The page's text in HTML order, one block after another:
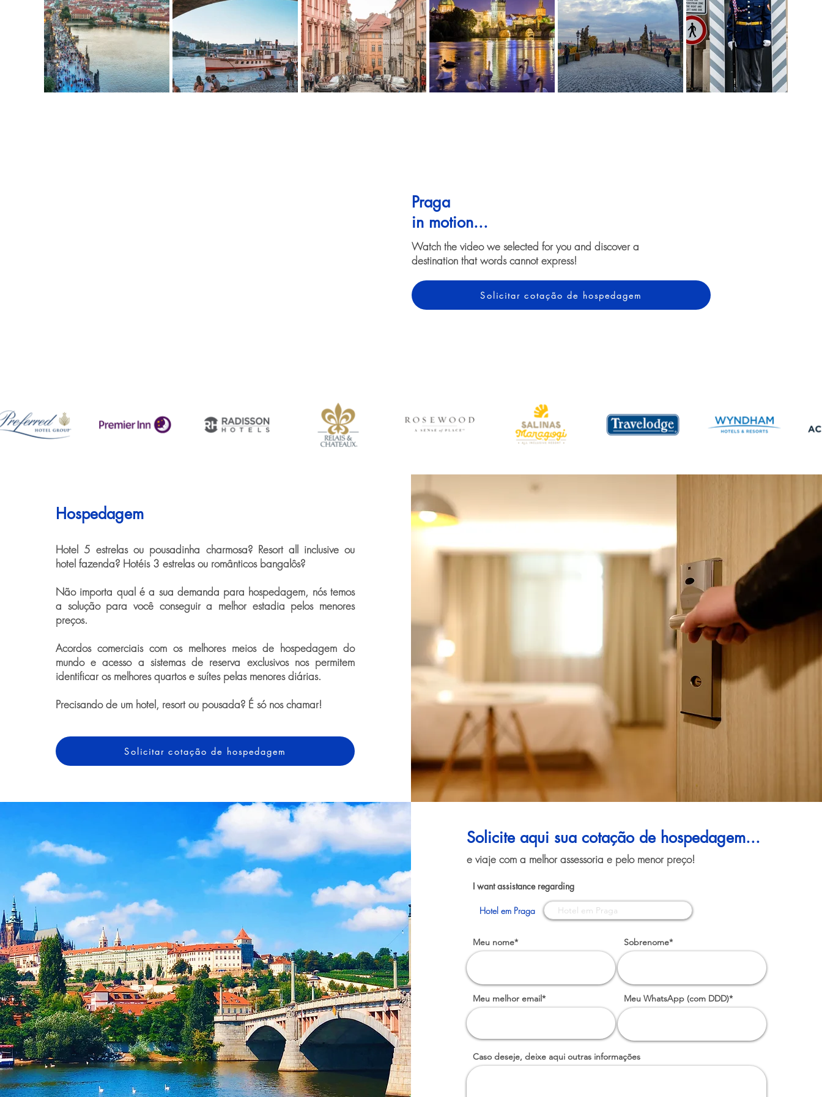
Praga
in motion...
Watch the video we selected for you and discover a
destination that words cannot express!
Solicitar cotação de hospedagem
Hospedagem
Hotel 5 estrelas ou pousadinha charmosa? Resort all inclusive ou
hotel fazenda? Hotéis 3 estrelas ou românticos bangalôs?
Não importa qual é a sua demanda para hospedagem, nós temos
a solução para você conseguir a melhor estadia pelos menores
preços.
Acordos comerciais com os melhores meios de hospedagem do
mundo e acesso a sistemas de reserva exclusivos nos permitem
identificar os melhores quartos e suítes pelas menores diárias.
Precisando de um hotel, resort ou pousada? É só nos chamar!
Solicitar cotação de hospedagem
Solicite aqui sua cotação de hospedagem...
e viaje com a melhor assessoria e pelo menor preço!
I want assistance regarding
Hotel em Praga
Meu nome* Sobrenome*
Meu melhor email* Meu WhatsApp (com DDD)*
Caso deseje, deixe aqui outras informações